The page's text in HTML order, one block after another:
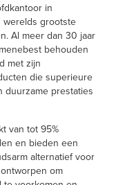
in
werelds grootste
Al meer dan 30 jaar
behouden
met zijn
die superieure
duurzame prestaties
van tot 95%
en bieden een
alternatief voor
om